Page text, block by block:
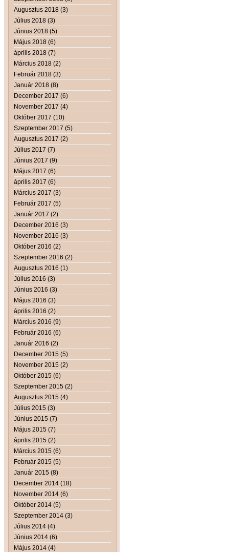
Augusztus 2018 (3)
Július 2018 (3)
Június 2018 (5)
Május 2018 (6)
április 2018 (7)
Március 2018 (2)
Február 2018 (3)
Január 2018 (8)
December 2017 (6)
November 2017 (4)
Október 2017 (10)
Szeptember 2017 (5)
Augusztus 2017 (2)
Július 2017 (7)
Június 2017 (9)
Május 2017 (6)
április 2017 (6)
Március 2017 (3)
Február 2017 (5)
Január 2017 (2)
December 2016 (3)
November 2016 (3)
Október 2016 (2)
Szeptember 2016 (2)
Augusztus 2016 (1)
Július 2016 (3)
Június 2016 (3)
Május 2016 (3)
április 2016 (2)
Március 2016 (9)
Február 2016 (6)
Január 2016 (2)
December 2015 (5)
November 2015 (2)
Október 2015 (6)
Szeptember 2015 (2)
Augusztus 2015 (4)
Július 2015 (3)
Június 2015 (7)
Május 2015 (7)
április 2015 (2)
Március 2015 (6)
Február 2015 (5)
Január 2015 (8)
December 2014 (18)
November 2014 (6)
Október 2014 (5)
Szeptember 2014 (3)
Július 2014 (4)
Június 2014 (6)
Május 2014 (4)